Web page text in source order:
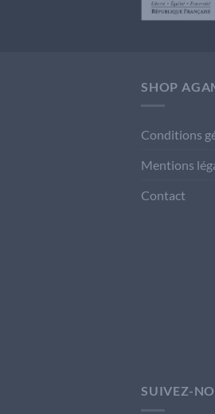
SHOP
Conditions
Mentions
Contact
SUIVEZ-